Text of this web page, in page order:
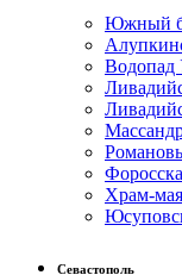
Южный
Водопад
Храм-
Севастополь